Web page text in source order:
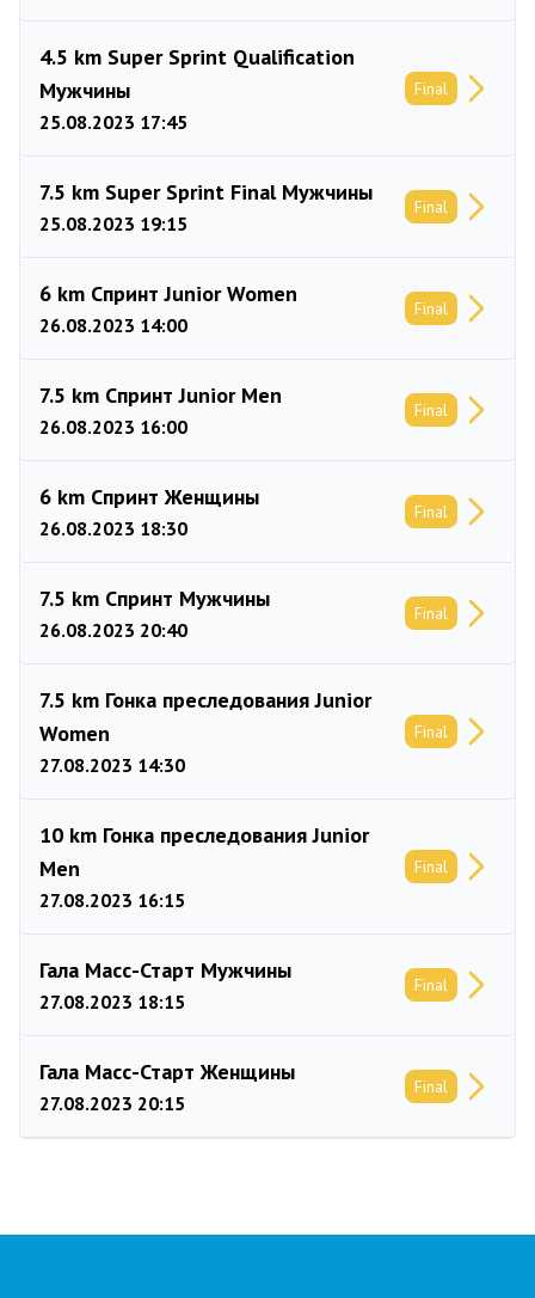
4.5 km Super Sprint Qualification
Мужчины
25.08.2023 17:45
Final
7.5 km Super Sprint Final Мужчины
25.08.2023 19:15
Final
6 km Спринт Junior Women
26.08.2023 14:00
Final
7.5 km Спринт Junior Men
26.08.2023 16:00
Final
6 km Спринт Женщины
26.08.2023 18:30
Final
7.5 km Спринт Мужчины
26.08.2023 20:40
Final
7.5 km Гонка преследования Junior
Women
27.08.2023 14:30
Final
10 km Гонка преследования Junior
Men
27.08.2023 16:15
Final
Гала Масс-Старт Мужчины
27.08.2023 18:15
Final
Гала Масс-Старт Женщины
27.08.2023 20:15
Final